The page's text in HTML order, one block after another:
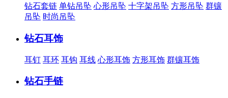
钻石套链 单钻吊坠 心形吊坠 十字架吊坠 方形吊坠 群镶
吊坠 时尚吊坠
钻石耳饰
耳钉 耳环 耳钩 耳线 心形耳饰 方形耳饰 群镶耳饰
钻石手链